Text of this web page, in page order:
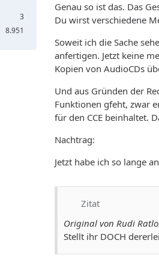
3
8.951
Genau so ist das. Das
Du wirst verschiedene
Soweit ich die Sache
anfertigen. Jetzt keine
Kopien von AudioCDs
Und aus Gründen der
Funktionen gfeht, zwar
für den CCE beinhaltet.
Nachtrag:
Jetzt habe ich so lange
Zitat
Original von Rudi
Stellt ihr DOCH